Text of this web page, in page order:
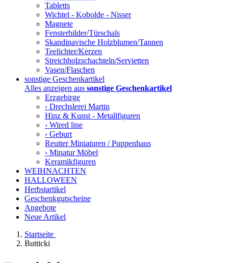
Tabletts
Wichtel - Kobolde - Nisser
Magnete
Fensterbilder/Türschals
Skandinavische Holzblumen/Tannen
Teelichter/Kerzen
Streichholzschachteln/Servietten
Vasen/Flaschen
sonstige Geschenkartikel
Alles anzeigen aus sonstige Geschenkartikel
Erzgebirge
› Drechslerei Martin
Hinz & Kunst - Metallfiguren
› Wired line
› Geburt
Reutter Miniaturen / Puppenhaus
› Minatur Möbel
Keramikfiguren
WEIHNACHTEN
HALLOWEEN
Herbstartikel
Geschenkgutscheine
Angebote
Neue Artikel
Startseite
Butticki